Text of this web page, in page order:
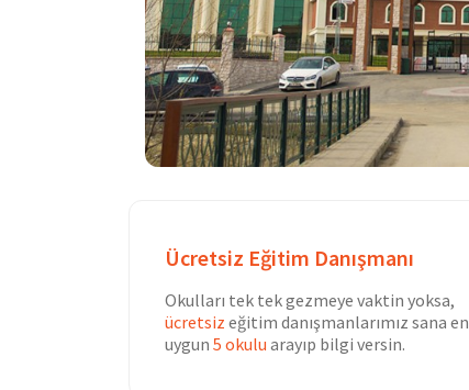
Ücretsiz Eğitim Danışmanı
Okulları tek tek gezmeye vaktin yoksa,
ücretsiz eğitim danışmanlarımız sana en
uygun 5 okulu arayıp bilgi versin.